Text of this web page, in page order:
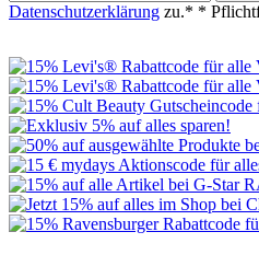
Datenschutzerklärung zu.* *